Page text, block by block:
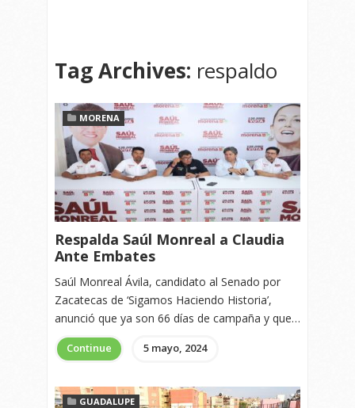
Tag Archives: respaldo
MORENA
Respalda Saúl Monreal a Claudia
Ante Embates
Saúl Monreal Ávila, candidato al Senado por
Zacatecas de ‘Sigamos Haciendo Historia’,
anunció que ya son 66 días de campaña y que…
Continue 5 mayo, 2024
GUADALUPE